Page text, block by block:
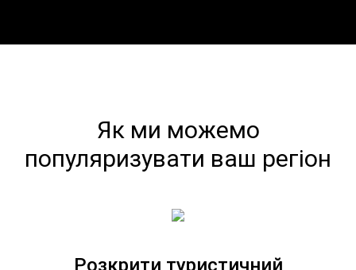
Як ми можемо
популяризувати ваш регіон
Розкрити туристичний